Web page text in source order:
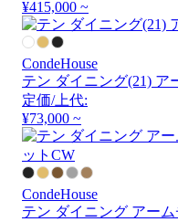
¥415,000 ~
CondeHouse
テン ダイニング(21)
定価/上代:
¥73,000 ~
CondeHouse
テン ダイニング アー